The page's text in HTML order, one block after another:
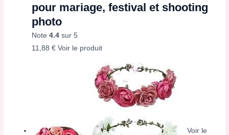
pour mariage, festival et shooting
photo
Note4.4 sur 5
11,88€ Voir le produit
Voir le